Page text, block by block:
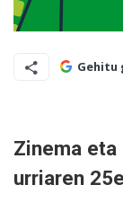
Gehitu
Zinema
urriaren